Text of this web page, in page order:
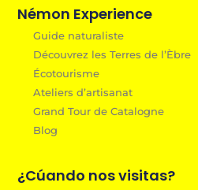
Némon Experience
Guide naturaliste
Découvrez les Terres de l’Èbre
Écotourisme
Ateliers d’artisanat
Grand Tour de Catalogne
Blog
¿Cúando nos visitas?